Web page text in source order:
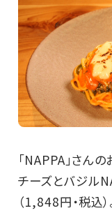
「NAPPA」さん
チーズとバジル
（1,848円・税込